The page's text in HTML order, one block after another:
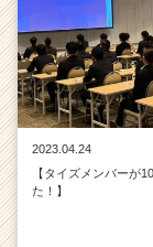
2023.04.24
【タイズメンバーが
た！】